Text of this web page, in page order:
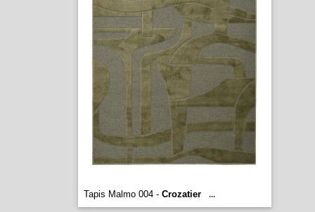
Tapis Malmo 004 - Crozatier ...